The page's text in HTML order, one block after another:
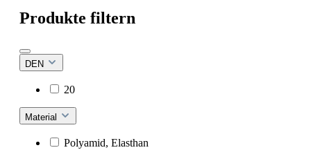
Produkte filtern
DEN
20
Material
Polyamid, Elasthan